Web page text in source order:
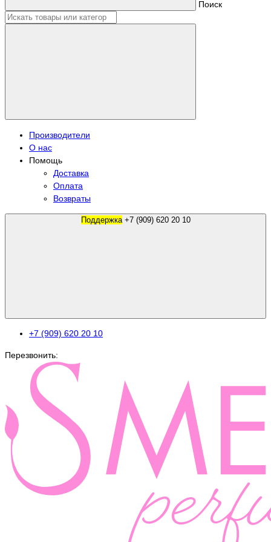
Поиск
Производители
О нас
Помощь
Доставка
Оплата
Возвраты
Поддержка +7 (909) 620 20 10
+7 (909) 620 20 10
Перезвонить: